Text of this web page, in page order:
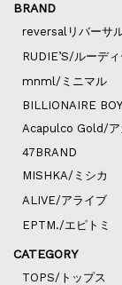
BRAND
reversalリバーサ
RUDIE’S/ルーデ
mnml/ミニマル
BILLIONAIRE
Acapulco Gold/ア
47BRAND
MISHKA/ミシカ
ALIVE/アライブ
EPTM./エピトミ
CATEGORY
TOPS/トップス